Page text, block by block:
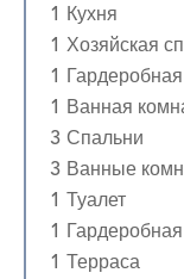
1 Кухня
1 Хозяйская
1 Гардеробная
1 Ванная
3 Спальни
3 Ванные
1 Туалет
1 Гардеробная
1 Терраса